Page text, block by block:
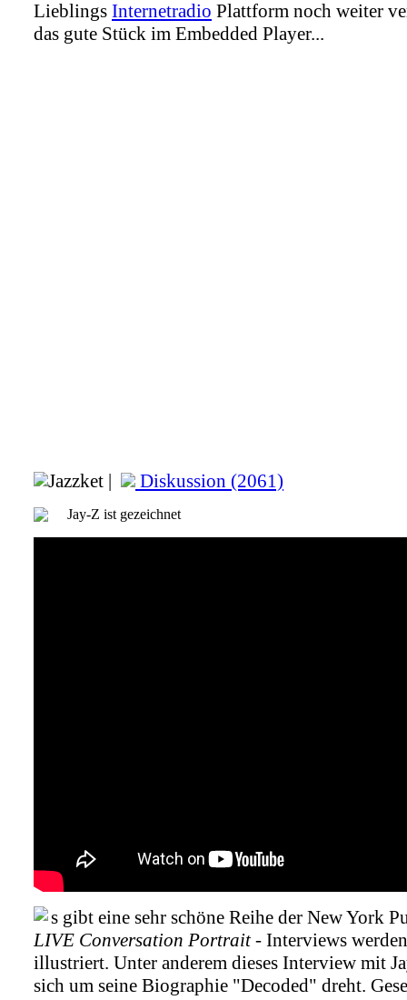
Lieblings Internetradio Plattform noch weiter
das gute Stück im Embedded Player...
Jazzket | Diskussion (2061)
Jay-Z ist gezeichnet
s gibt eine sehr schöne Reihe der New York
LIVE Conversation Portrait- Interviews
illustriert. Unter anderem dieses Interview mit
sich um seine Biographie "Decoded" dreht.